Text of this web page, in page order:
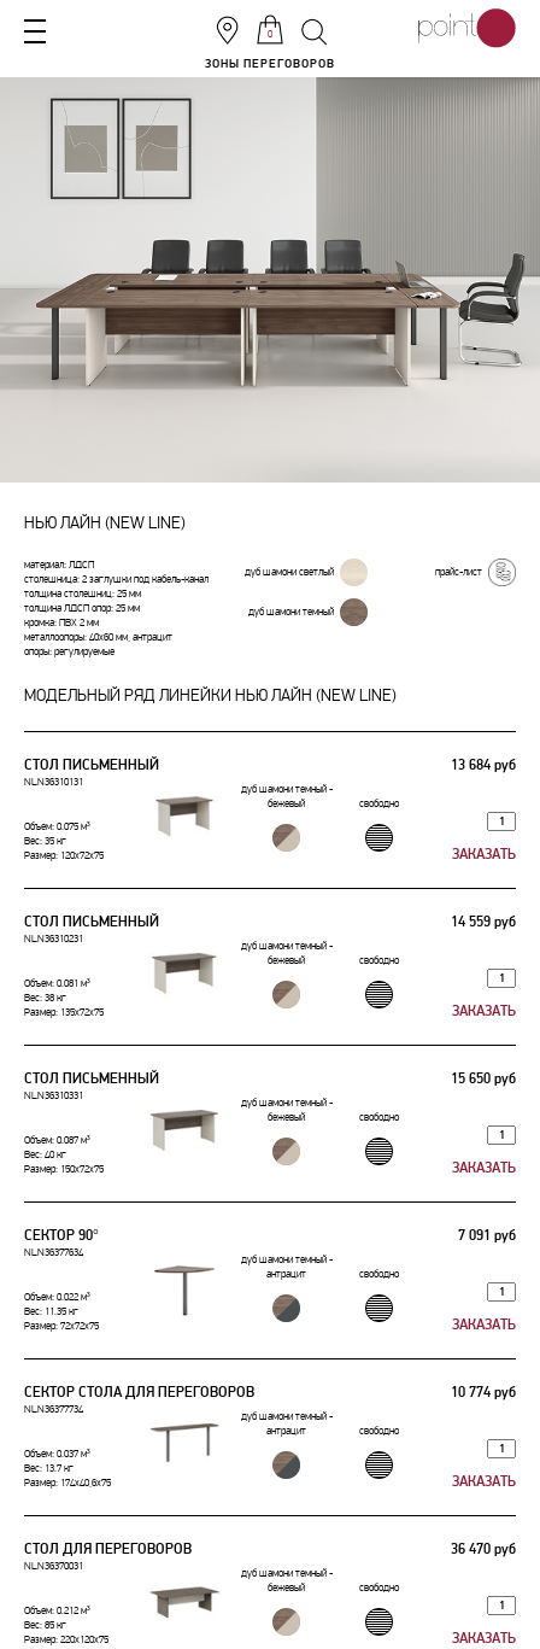
0
ЗОНЫ ПЕРЕГОВОРОВ
НЬЮ ЛАЙН (NEW LINE)
материал: ЛДСП
столешница: 2 заглушки под кабель-канал
толщина столешниц: 25 мм
толщина ЛДСП опор: 25 мм
кромка: ПВХ 2 мм
металлоопоры: 40х60 мм, антрацит
опоры: регулируемые
дуб шамони светлый
дуб шамони темный
прайс-лист
МОДЕЛЬНЫЙ РЯД ЛИНЕЙКИ НЬЮ ЛАЙН (NEW LINE)
СТОЛ ПИСЬМЕННЫЙ 13 684 руб
NLN36310131
дуб шамони темный -
бежевый
свободно
Объем: 0.075 м³
Вес: 35 кг
Размер: 120x72x75
СТОЛ ПИСЬМЕННЫЙ 14 559 руб
NLN36310231
дуб шамони темный -
бежевый
свободно
Объем: 0.081 м³
Вес: 38 кг
Размер: 135x72x75
СТОЛ ПИСЬМЕННЫЙ 15 650 руб
NLN36310331
дуб шамони темный -
бежевый
свободно
Объем: 0.087 м³
Вес: 40 кг
Размер: 150x72x75
СЕКТОР 90° 7 091 руб
NLN36377634
дуб шамони темный -
антрацит
свободно
Объем: 0.022 м³
Вес: 11.35 кг
Размер: 72x72x75
СЕКТОР СТОЛА ДЛЯ ПЕРЕГОВОРОВ 10 774 руб
NLN36377734
дуб шамони темный -
антрацит
свободно
Объем: 0.037 м³
Вес: 13.7 кг
Размер: 174x40,6x75
СТОЛ ДЛЯ ПЕРЕГОВОРОВ 36 470 руб
NLN36370031
дуб шамони темный -
бежевый
свободно
Объем: 0.212 м³
Вес: 85 кг
Размер: 220x120x75